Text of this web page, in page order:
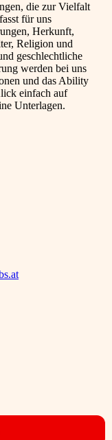
die zur Vielfalt
für uns
Herkunft,
Religion und
geschlechtliche
werden bei uns
und das Ability
einfach auf
Unterlagen.